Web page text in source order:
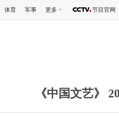
体育 军事 更多 节目官网
《中国文艺》